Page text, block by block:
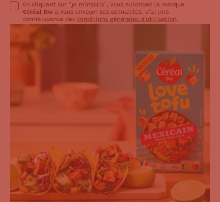
En cliquant sur "je m'inscris", vous autorisez la marque
Céréal Bio à vous envoyer ses actualités. J'ai pris
connaissance desconditions générales d'utilisation.